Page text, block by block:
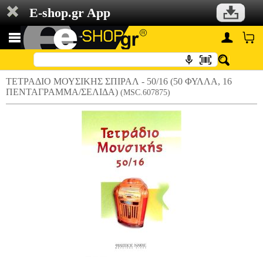
E-shop.gr App
ΤΕΤΡΑΔΙΟ ΜΟΥΣΙΚΗΣ ΣΠΙΡΑΛ - 50/16 (50 ΦΥΛΛΑ, 16
ΠΕΝΤΑΓΡΑΜΜΑ/ΣΕΛΙΔΑ) (MSC.607875)